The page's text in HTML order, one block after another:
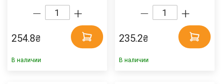
D42/23мм., синяя +
красная Shiny
254.8₴
В наличии
235.2₴
В наличии